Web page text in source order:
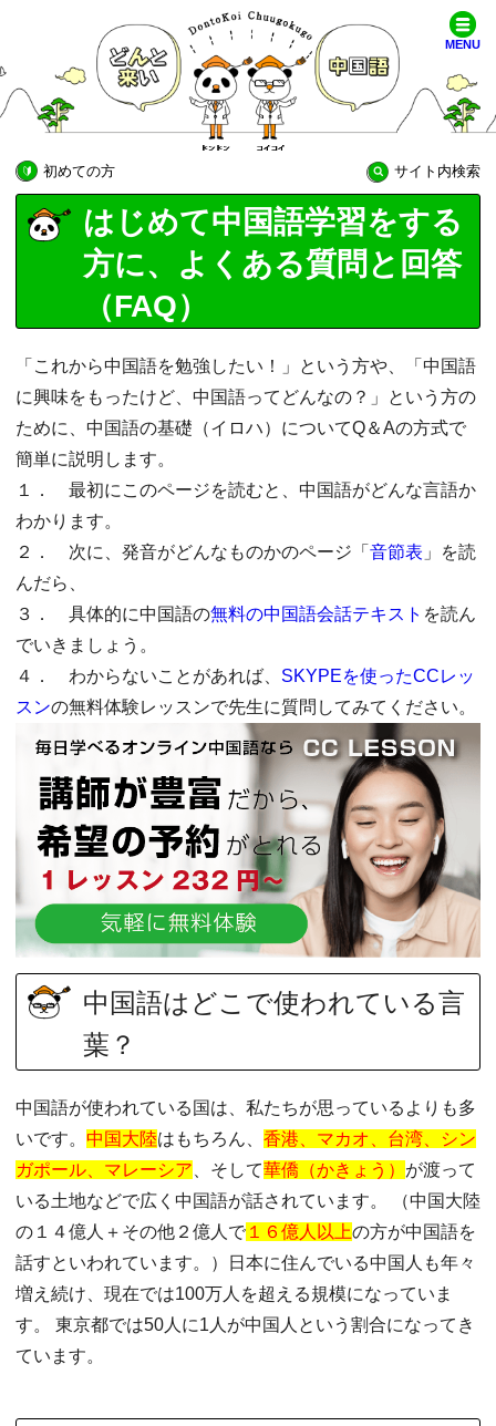
MENU
初めての方 サイト内検索
はじめて中国語学習をする
方に、よくある質問と回答
（FAQ）
「これから中国語を勉強したい！」という方や、「中国語
に興味をもったけど、中国語ってどんなの？」という方の
ために、中国語の基礎（イロハ）についてQ＆Aの方式で
簡単に説明します。
１． 最初にこのページを読むと、中国語がどんな言語か
わかります。
２． 次に、発音がどんなものかのページ「 音節表 」を読
んだら、
３． 具体的に中国語の無料の中国語会話テキスト を読ん
でいきましょう。
４． わからないことがあれば、 SKYPEを使ったCCレッ
スンの無料体験レッスンで先生に質問してみてください。
中国語はどこで使われている言
葉？
中国語が使われている国は、私たちが思っているよりも多
いです。 中国大陸はもちろん、 香港、マカオ、台湾、シン
ガポール、マレーシア 、そして華僑（かきょう） が渡って
いる土地などで広く中国語が話されています。 （中国大陸
の１４億人＋その他２億人で １６億人以上の方が中国語を
話すといわれています。）日本に住んでいる中国人も年々
増え続け、現在では100万人を超える規模になっていま
す。 東京都では50人に1人が中国人という割合になってき
ています。